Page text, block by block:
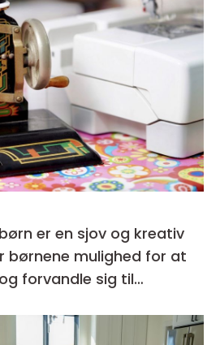
er en sjov og kreativ
børnene mulighed for at
forvandle sig til